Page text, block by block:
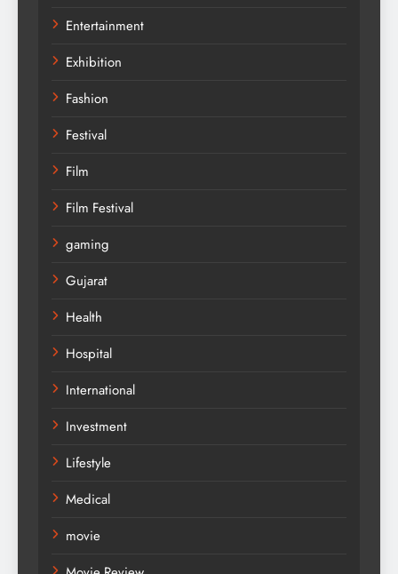
Entertainment
Exhibition
Fashion
Festival
Film
Film Festival
gaming
Gujarat
Health
Hospital
International
Investment
Lifestyle
Medical
movie